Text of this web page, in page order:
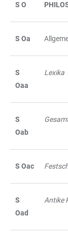
S O
S Oa
S
Oaa
Lexika
S
Oab
S Oac
S
Oad
Antike